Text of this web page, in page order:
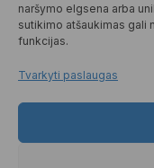
naršymo elgsena arba
sutikimo atšaukimas gali
funkcijas.
Tvarkyti paslaugas
© 2025 Pickcartline.com.
teisės saugomos.